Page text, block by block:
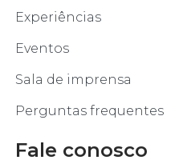
Experiências
Eventos
Sala de imprensa
Perguntas frequentes
Fale conosco